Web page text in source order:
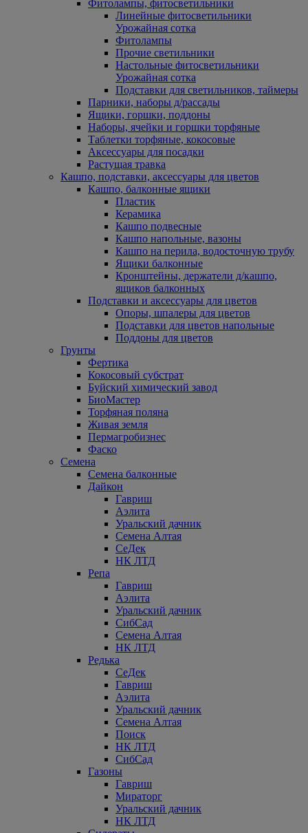
Фитолампы, фитосветильники
Линейные фитосветильники
Урожайная сотка
Фитолампы
Прочие светильники
Настольные фитосветильники
Урожайная сотка
Подставки для светильников, таймеры
Парники, наборы д/рассады
Ящики, горшки, поддоны
Наборы, ячейки и горшки торфяные
Таблетки торфяные, кокосовые
Аксессуары для посадки
Растущая травка
Кашпо, подставки, аксессуары для цветов
Кашпо, балконные ящики
Пластик
Керамика
Кашпо подвесные
Кашпо напольные, вазоны
Кашпо на перила, водосточную трубу
Ящики балконные
Кронштейны, держатели д/кашпо,
ящиков балконных
Подставки и аксессуары для цветов
Опоры, шпалеры для цветов
Подставки для цветов напольные
Поддоны для цветов
Грунты
Фертика
Кокосовый субстрат
Буйский химический завод
БиоМастер
Торфяная поляна
Живая земля
Пермагробизнес
Фаско
Семена
Семена балконные
Дайкон
Гавриш
Аэлита
Уральский дачник
Семена Алтая
СеДек
НК ЛТД
Репа
Гавриш
Аэлита
Уральский дачник
СибСад
Семена Алтая
НК ЛТД
Редька
СеДек
Гавриш
Аэлита
Уральский дачник
Семена Алтая
Поиск
НК ЛТД
СибСад
Газоны
Гавриш
Мираторг
Уральский дачник
НК ЛТД